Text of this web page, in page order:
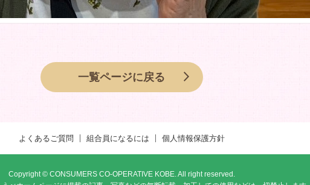
一覧ページに戻る
よくあるご質問 組合員になるには 個人情報保護方針
Copyright © CONSUMERS CO-OPERATIVE KOBE. All right reserved.